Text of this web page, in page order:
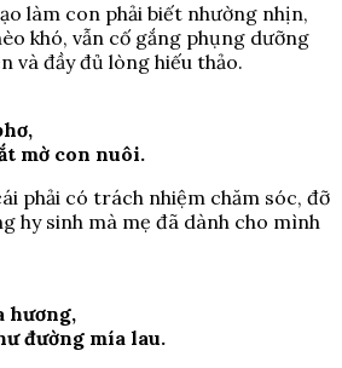
làm con phải biết nhường nhịn,
khó, vẫn cố gắng phụng dưỡng
và đầy đủ lòng hiếu thảo.
mờ con nuôi.
phải có trách nhiệm chăm sóc, đỡ
hy sinh mà mẹ đã dành cho mình
hương,
đường mía lau.